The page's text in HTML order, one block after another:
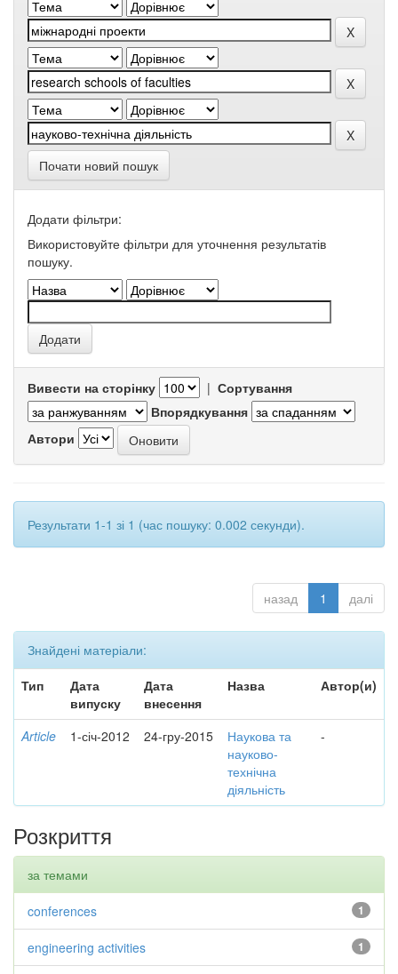
Почати новий пошук
Додати фільтри:
Використовуйте фільтри для уточнення результатів
пошуку.
Вивести на сторінку | Сортування
Впорядкування
Автори
Результати 1-1 зі 1 (час пошуку: 0.002 секунди).
назад 1 далі
Знайдені матеріали:
Тип
Дата
випуску
Дата
внесення
Назва Автор(и)
Article 1-січ-2012 24-гру-2015
Наукова та
науково-
технічна
діяльність
-
Розкриття
за темами
1
conferences
1
engineering activities